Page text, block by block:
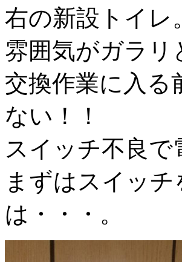
右の新設トイレ
雰囲気がガラリ
交換作業に入る
ない！！
スイッチ不良
まずはスイッ
は・・・。